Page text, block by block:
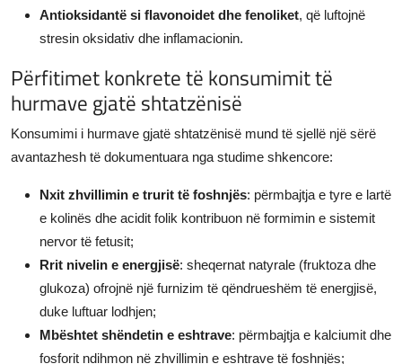
Antioksidantë si flavonoidet dhe fenoliket, që luftojnë
stresin oksidativ dhe inflamacionin.
Përfitimet konkrete të konsumimit të
hurmave gjatë shtatzënisë
Konsumimi i hurmave gjatë shtatzënisë mund të sjellë një sërë
avantazhesh të dokumentuara nga studime shkencore:
Nxit zhvillimin e trurit të foshnjës: përmbajtja e tyre e lartë
e kolinës dhe acidit folik kontribuon në formimin e sistemit
nervor të fetusit;
Rrit nivelin e energjisë: sheqernat natyrale (fruktoza dhe
glukoza) ofrojnë një furnizim të qëndrueshëm të energjisë,
duke luftuar lodhjen;
Mbështet shëndetin e eshtrave: përmbajtja e kalciumit dhe
fosforit ndihmon në zhvillimin e eshtrave të foshnjës;